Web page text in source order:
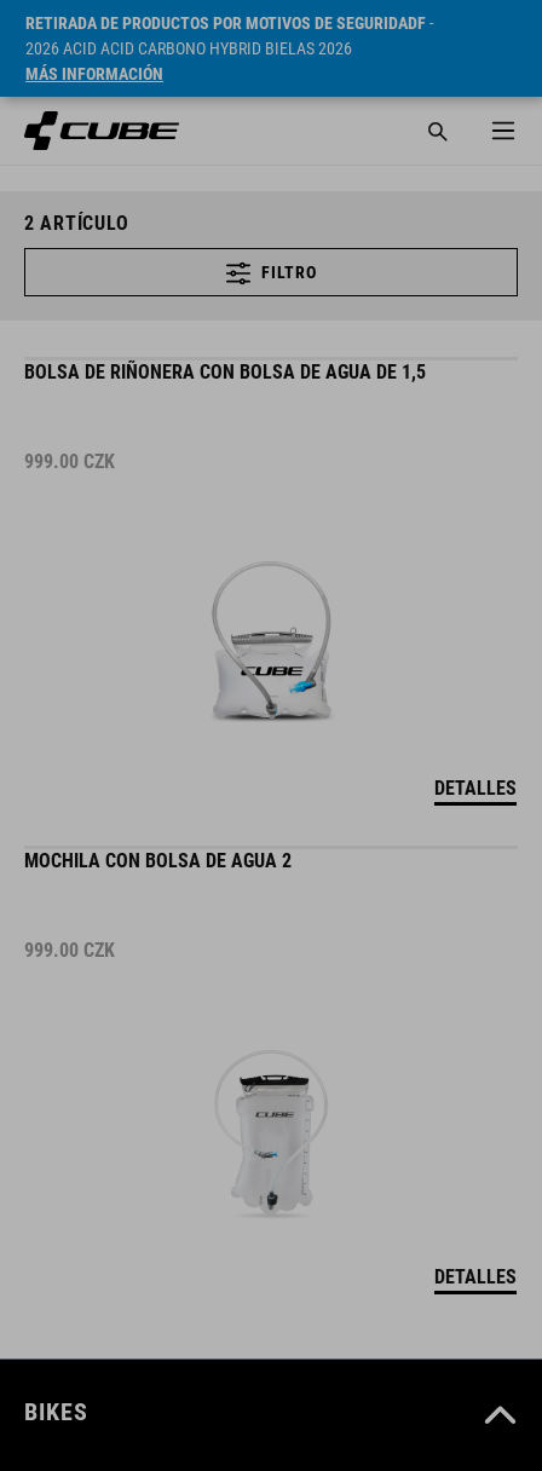
RETIRADA DE PRODUCTOS POR MOTIVOS DE SEGURIDADF-
2026 ACID ACID CARBONO HYBRID BIELAS 2026
MÁS INFORMACIÓN
2 ARTÍCULO
FILTRO
BOLSA DE RIÑONERA CON BOLSA DE AGUA DE 1,5
999.00 CZK
DETALLES
MOCHILA CON BOLSA DE AGUA 2
999.00 CZK
DETALLES
BIKES